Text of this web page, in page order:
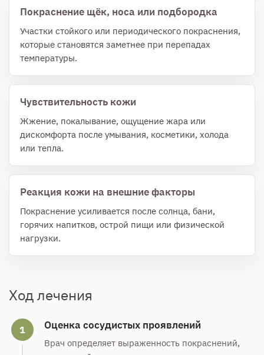
Покраснение щёк, носа или подбородка
Участки стойкого или периодического покраснения,
которые становятся заметнее при перепадах
температуры.
Чувствительность кожи
Жжение, покалывание, ощущение жара или
дискомфорта после умывания, косметики, холода
или тепла.
Реакция кожи на внешние факторы
Покраснение усиливается после солнца, бани,
горячих напитков, острой пищи или физической
нагрузки.
Ход лечения
1 Оценка сосудистых проявлений
Врач определяет выраженность покраснений,